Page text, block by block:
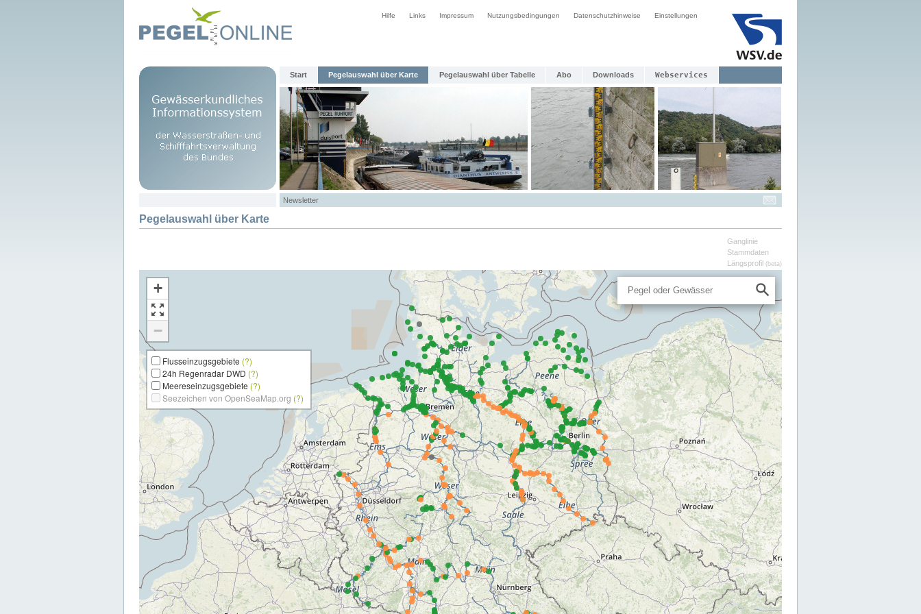
Hilfe Links Impressum Nutzungsbedingungen Datenschutzhinweise Einstellungen
Start Pegelauswahl über Karte Pegelauswahl über Tabelle Abo Downloads Webservices
Newsletter
Pegelauswahl über Karte
Ganglinie
Stammdaten
Längsprofil (beta)
+
−
Flusseinzugsgebiete (?)
24h Regenradar DWD (?)
Meereseinzugsgebiete (?)
Seezeichen von OpenSeaMap.org (?)